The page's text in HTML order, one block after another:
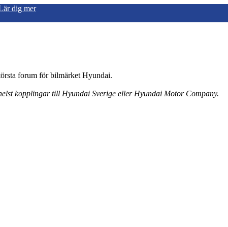
dig mer
forum för bilmärket Hyundai.
kopplingar till Hyundai Sverige eller Hyundai Motor Company.